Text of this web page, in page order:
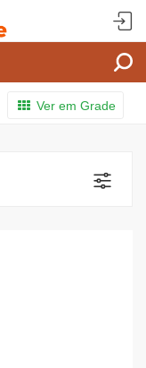
Ver em Grade